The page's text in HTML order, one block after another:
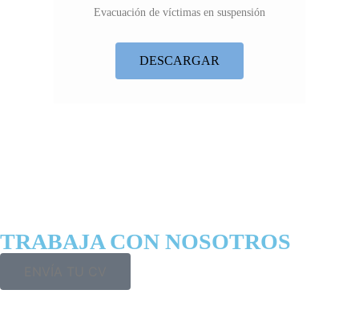
Evacuación de víctimas en suspensión
DESCARGAR
TRABAJA CON NOSOTROS